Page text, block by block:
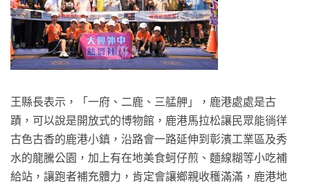
王縣長表示，「一府、二鹿、三艋舺」，鹿港處處是古
蹟，可以說是開放式的博物館，鹿港馬拉松讓民眾能徜徉
古色古香的鹿港小鎮，沿路會一路延伸到彰濱工業區及秀
水的龍騰公園，加上有在地美食蚵仔煎、麵線糊等小吃補
給站，讓跑者補充體力，肯定會讓鄉親收穫滿滿，鹿港地